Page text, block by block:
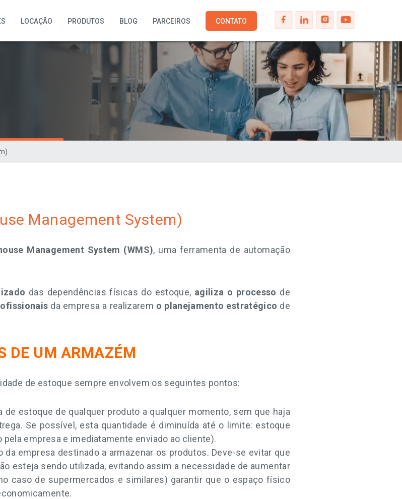
LOCAÇÃO PRODUTOS BLOG PARCEIROS CONTATO
Management System)
Management System (WMS), uma ferramenta de automação
das dependências físicas do estoque, agiliza o processo de
da empresa a realizarem o planejamento estratégico de
DE UM ARMAZÉM
de estoque sempre envolvem os seguintes pontos:
de estoque de qualquer produto a qualquer momento, sem que haja
Se possível, esta quantidade é diminuída até o limite: estoque
empresa e imediatamente enviado ao cliente).
empresa destinado a armazenar os produtos. Deve-se evitar que
esteja sendo utilizada, evitando assim a necessidade de aumentar
caso de supermercados e similares) garantir que o espaço físico